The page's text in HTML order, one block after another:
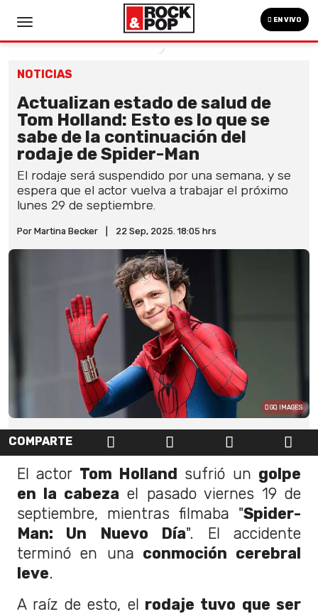
EN VIVO
NOTICIAS
Actualizan estado de salud de
Tom Holland: Esto es lo que se
sabe de la continuación del
rodaje de Spider-Man
El rodaje será suspendido por una semana, y se
espera que el actor vuelva a trabajar el próximo
lunes 29 de septiembre.
Por Martina Becker 22 Sep, 2025. 18:05 hrs
GQ IMAGES
COMPARTE
El actor Tom Holland sufrió un golpe
en la cabeza el pasado viernes 19 de
septiembre, mientras filmaba "Spider-
Man: Un Nuevo Día". El accidente
terminó en una conmoción cerebral
leve.
A raíz de esto, el rodaje tuvo que ser